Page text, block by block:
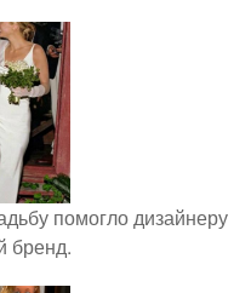
помогло дизайнеру
бренд.